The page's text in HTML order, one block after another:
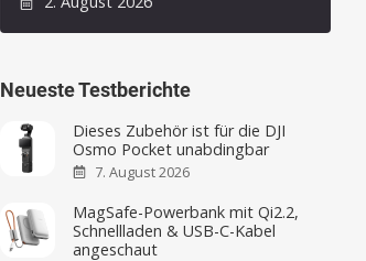
Neueste Testberichte
Dieses Zubehör ist für die DJI
Osmo Pocket unabdingbar
7. August 2026
MagSafe-Powerbank mit Qi2.2,
Schnellladen & USB-C-Kabel
angeschaut